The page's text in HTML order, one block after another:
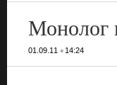
Монолог
01.09.11• 14:24